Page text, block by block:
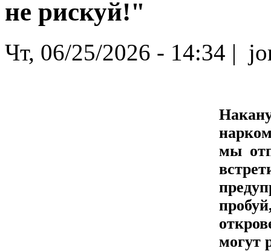
не рискуй!"
Чт, 06/25/2026 - 14:34 |
мы
могут